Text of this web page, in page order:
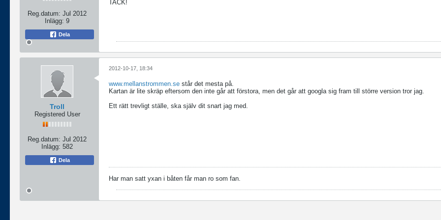
Reg.datum: Jul 2012
Inlägg: 9
Dela
TACK!
Troll
Registered User
Reg.datum: Jul 2012
Inlägg: 582
Dela
2012-10-17, 18:34
www.mellanstrommen.se står det mesta på.
Kartan är lite skräp eftersom den inte går att förstora, men det går att googla sig fram till större version tror jag.
Ett rätt trevligt ställe, ska själv dit snart jag med.
Har man satt yxan i båten får man ro som fan.